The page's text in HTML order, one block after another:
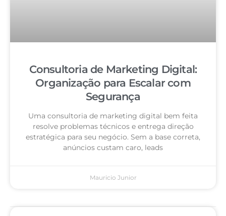
Consultoria de Marketing Digital:
Organização para Escalar com
Segurança
Uma consultoria de marketing digital bem feita
resolve problemas técnicos e entrega direção
estratégica para seu negócio. Sem a base correta,
anúncios custam caro, leads
Mauricio Junior